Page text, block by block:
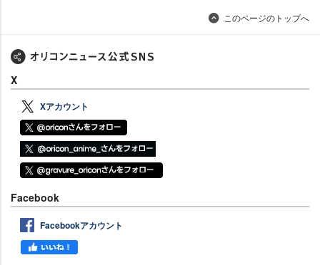
このページのトップへ
X
Xアカウント
Facebook
Facebookアカウント